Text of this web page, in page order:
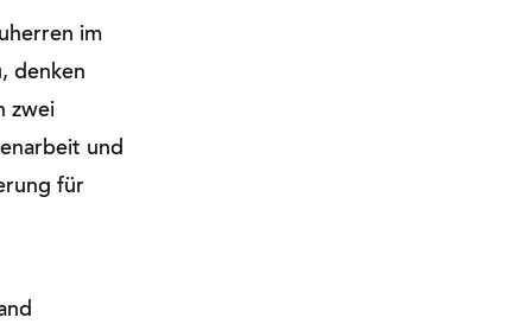
im
denken
zwei
und
für